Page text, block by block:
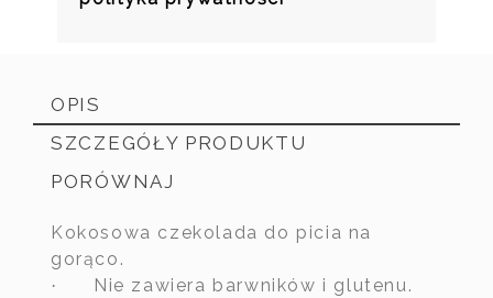
OPIS
SZCZEGÓŁY PRODUKTU
PORÓWNAJ
Kokosowa czekolada do picia na
gorąco.
· Nie zawiera barwników i glutenu.